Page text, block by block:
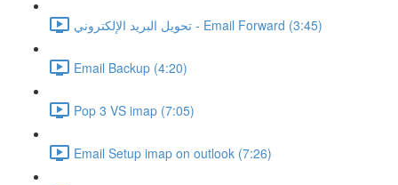
تحويل البريد الإلكتروني - Email Forward (3:45)
Email Backup (4:20)
Pop 3 VS imap (7:05)
Email Setup imap on outlook (7:26)